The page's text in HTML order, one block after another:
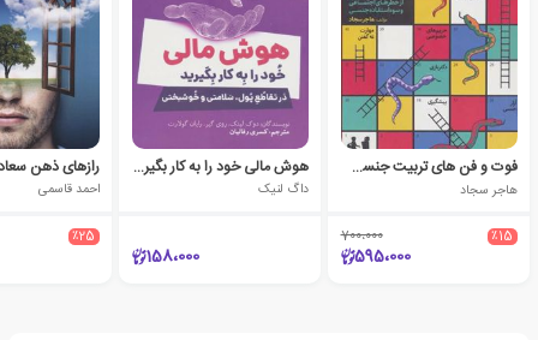
فوت و فن های تربیت جنسی کودک و نوجوان
هاجر سجاد
٪15 700،000
595،000
هوش مالی خود را به کار بگیرید
داگ لنیک
158،000
رازهای ذهن
احمد قاسمی
٪25